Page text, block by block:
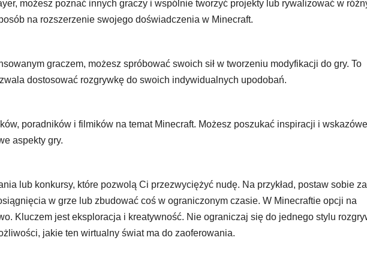
możesz poznać innych graczy i wspólnie tworzyć projekty lub rywalizować w
na rozszerzenie swojego doświadczenia w Minecraft.
graczem, możesz spróbować swoich sił w tworzeniu modyfikacji do gry. To
dostosować rozgrywkę do swoich indywidualnych upodobań.
poradników i filmików na temat Minecraft. Możesz poszukać inspiracji i
aspekty gry.
lub konkursy, które pozwolą Ci przezwyciężyć nudę. Na przykład, postaw sobie za
w grze lub zbudować coś w ograniczonym czasie. W Minecraftie opcji na
Kluczem jest eksploracja i kreatywność. Nie ograniczaj się do jednego stylu
jakie ten wirtualny świat ma do zaoferowania.